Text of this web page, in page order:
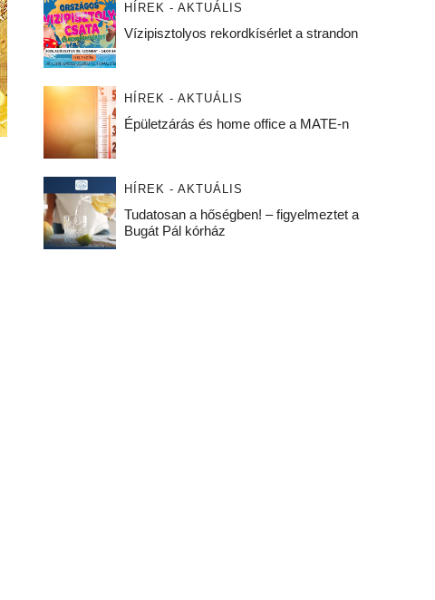
HÍREK - AKTUÁLIS
Vízipisztolyos rekordkísérlet a strandon
HÍREK - AKTUÁLIS
Épületzárás és home office a MATE-n
HÍREK - AKTUÁLIS
Tudatosan a hőségben! – figyelmeztet a
Bugát Pál kórház